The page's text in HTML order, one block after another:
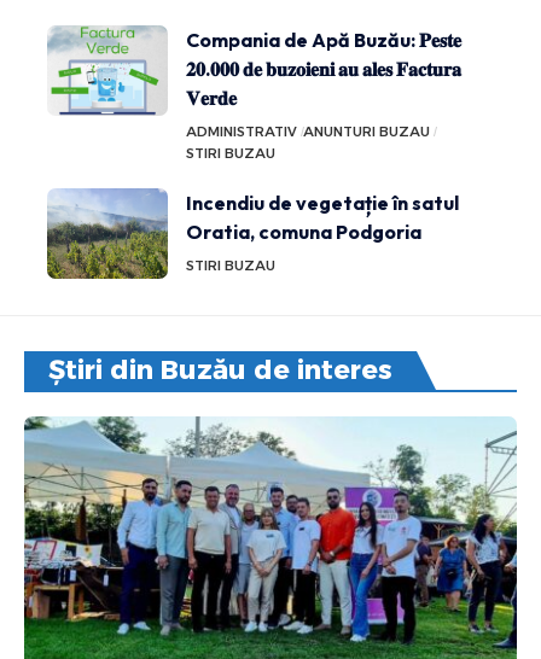
Compania de Apă Buzău: 𝐏𝐞𝐬𝐭𝐞
𝟐𝟎.𝟎𝟎𝟎 𝐝𝐞 𝐛𝐮𝐳𝐨𝐢𝐞𝐧𝐢 𝐚𝐮 𝐚𝐥𝐞𝐬 𝐅𝐚𝐜𝐭𝐮𝐫𝐚
𝐕𝐞𝐫𝐝𝐞
ADMINISTRATIV ANUNTURI BUZAU
STIRI BUZAU
Incendiu de vegetație în satul
Oratia, comuna Podgoria
STIRI BUZAU
Știri din Buzău de interes